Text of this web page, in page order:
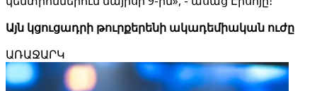
Այն կցուցադրի թուրքերենի ակադեմիական ուժը
ԱՌԱՋԱՐԿ